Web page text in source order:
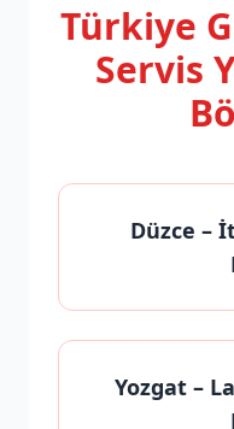
Türkiye
Servis
Düzce –
Yozgat –